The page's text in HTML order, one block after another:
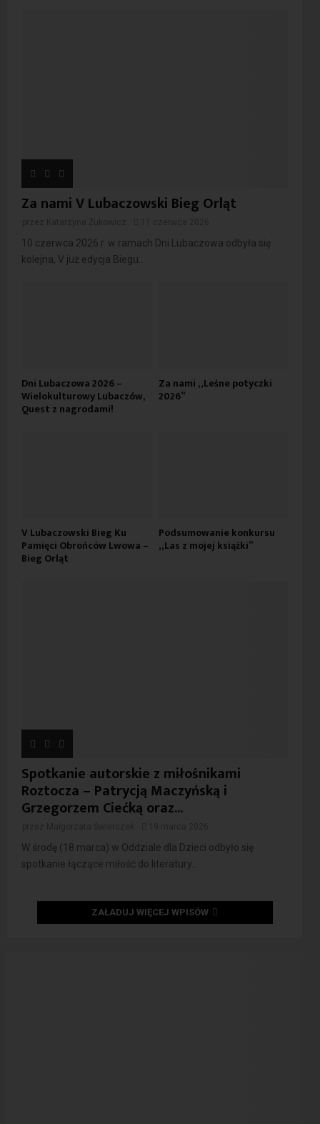
Za nami V Lubaczowski Bieg Orląt
10 czerwca 2026 r. w ramach Dni Lubaczowa odbyła się
kolejna, V już edycja Biegu...
Dni Lubaczowa 2026 –
Wielokulturowy Lubaczów,
Quest z nagrodami!
Za nami „Leśne potyczki
2026”
V Lubaczowski Bieg Ku
Pamięci Obrońców Lwowa –
Bieg Orląt
Podsumowanie konkursu
„Las z mojej książki”
Spotkanie autorskie z miłośnikami
Roztocza – Patrycją Maczyńską i
Grzegorzem Ciećką oraz...
W środę (18 marca) w Oddziale dla Dzieci odbyło się
spotkanie łączące miłość do literatury...
ZAŁADUJ WIĘCEJ WPISÓW